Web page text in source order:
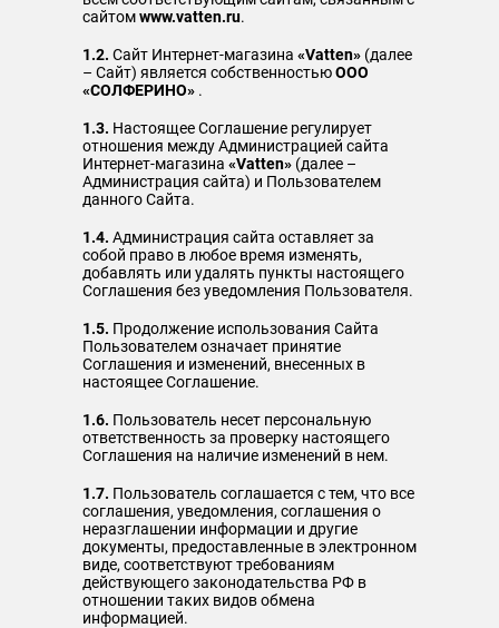
сайтомwww.vatten.ru.
1.2. Сайт Интернет-магазина «Vatten» (далее
– Сайт) является собственностьюOOO
«СОЛФЕРИНО» .
1.3. Настоящее Соглашение регулирует
отношения между Администрацией сайта
Интернет-магазина «Vatten» (далее –
Администрация сайта) и Пользователем
данного Сайта.
1.4. Администрация сайта оставляет за
собой право в любое время изменять,
добавлять или удалять пункты настоящего
Соглашения без уведомления Пользователя.
1.5. Продолжение использования Сайта
Пользователем означает принятие
Соглашения и изменений, внесенных в
настоящее Соглашение.
1.6. Пользователь несет персональную
ответственность за проверку настоящего
Соглашения на наличие изменений в нем.
1.7. Пользователь соглашается с тем, что все
соглашения, уведомления, соглашения о
неразглашении информации и другие
документы, предоставленные в электронном
виде, соответствуют требованиям
действующего законодательства РФ в
отношении таких видов обмена
информацией.